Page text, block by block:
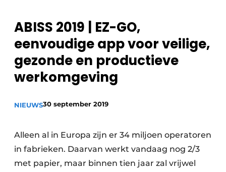
Nieuwsbrief
Privacy / Cookie statement
Vacature aanmelden
Video’s
ABISS 2019 | EZ-GO,
eenvoudige app voor veilige,
gezonde en productieve
werkomgeving
NIEUWS30 september 2019
Alleen al in Europa zijn er 34 miljoen operatoren
in fabrieken. Daarvan werkt vandaag nog 2/3
met papier, maar binnen tien jaar zal vrijwel